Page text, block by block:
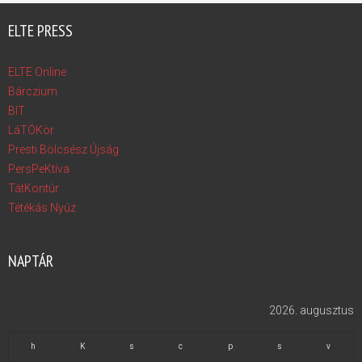
ELTE PRESS
ELTE Online
Bárczium
BIT
LáTÓKör
Presti Bölcsész Újság
PersPeKtíva
TátKontúr
Tétékás Nyúz
NAPTÁR
2026. augusztus
h K s c p s v